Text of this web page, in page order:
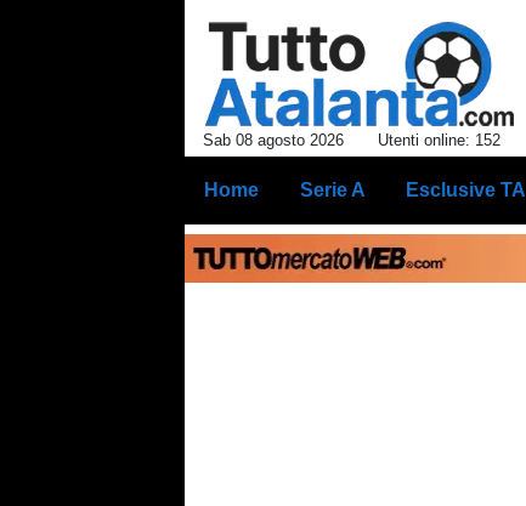
Sab 08 agosto 2026 Utenti online: 152
Home Serie A Esclusive TA